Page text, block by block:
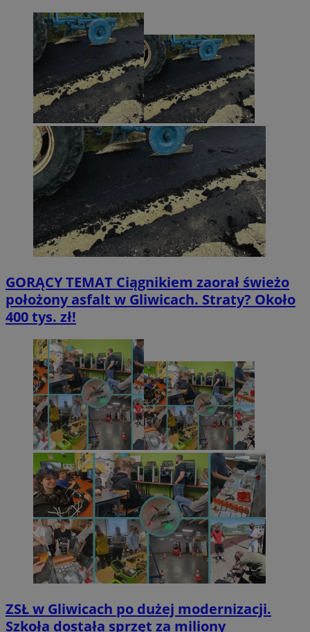
GORĄCY TEMAT Ciągnikiem zaorał świeżo
położony asfalt w Gliwicach. Straty? Około
400 tys. zł!
ZSŁ w Gliwicach po dużej modernizacji.
Szkoła dostała sprzęt za miliony